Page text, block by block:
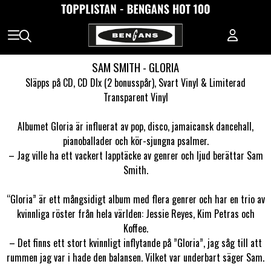
SAM SMITH - GLORIA
Släpps på CD, CD Dlx (2 bonusspår), Svart Vinyl & Limiterad
Transparent Vinyl
Albumet Gloria är influerat av pop, disco, jamaicansk dancehall,
pianoballader och kör-sjungna psalmer.
– Jag ville ha ett vackert lapptäcke av genrer och ljud berättar Sam
Smith.
“Gloria” är ett mångsidigt album med flera genrer och har en trio av
kvinnliga röster från hela världen: Jessie Reyes, Kim Petras och
Koffee.
– Det finns ett stort kvinnligt inflytande på ”Gloria”, jag såg till att
rummen jag var i hade den balansen. Vilket var underbart säger Sam.